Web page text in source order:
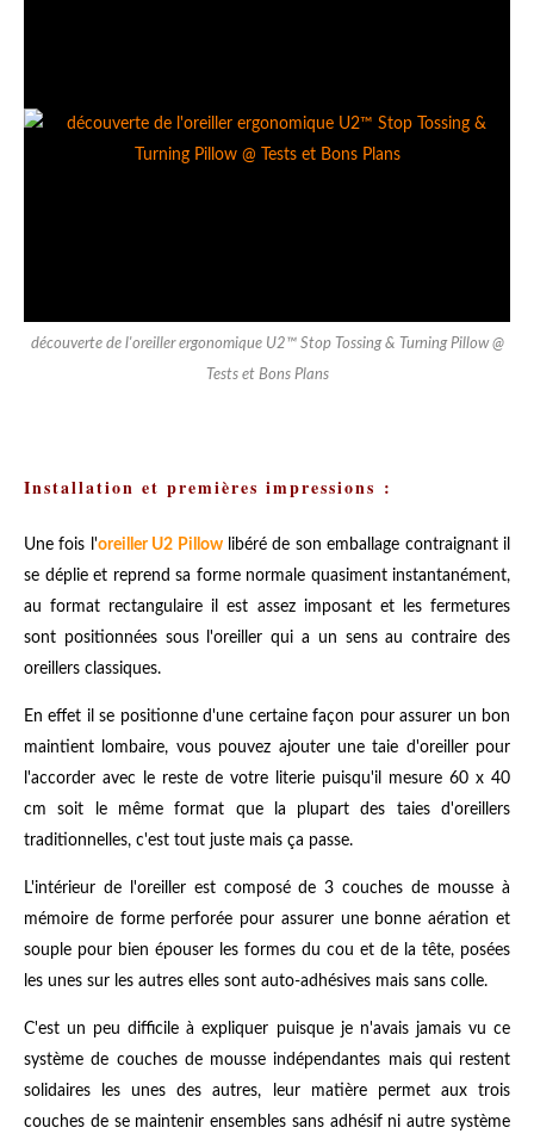
découverte de l'oreiller ergonomique U2™ Stop Tossing & Turning Pillow @
Tests et Bons Plans
Installation et premières impressions :
Une fois l'oreiller U2 Pillowlibéré de son emballage contraignant il
se déplie et reprend sa forme normale quasiment instantanément,
au format rectangulaire il est assez imposant et les fermetures
sont positionnées sous l'oreiller qui a un sens au contraire des
oreillers classiques.
En effet il se positionne d'une certaine façon pour assurer un bon
maintient lombaire, vous pouvez ajouter une taie d'oreiller pour
l'accorder avec le reste de votre literie puisqu'il mesure 60 x 40
cm soit le même format que la plupart des taies d'oreillers
traditionnelles, c'est tout juste mais ça passe.
L'intérieur de l'oreiller est composé de 3 couches de mousse à
mémoire de forme perforée pour assurer une bonne aération et
souple pour bien épouser les formes du cou et de la tête, posées
les unes sur les autres elles sont auto-adhésives mais sans colle.
C'est un peu difficile à expliquer puisque je n'avais jamais vu ce
système de couches de mousse indépendantes mais qui restent
solidaires les unes des autres, leur matière permet aux trois
couches de se maintenir ensembles sans adhésif ni autre système